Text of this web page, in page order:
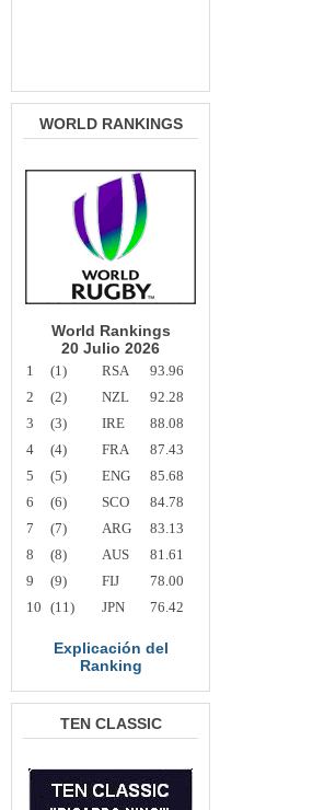
WORLD RANKINGS
World Rankings
20 Julio 2026
1 (1) RSA
93.96
2
(2) NZL
92.28
3
(3) IRE
88.08
4
(4) FRA
87.43
5
(5) ENG
85.68
6
(6) SCO
84.78
7
(7) ARG
83.13
8
(8) AUS
81.61
9
(9) FIJ
78.00
10 (11) JPN 76.42
Explicación del
Ranking
TEN CLASSIC